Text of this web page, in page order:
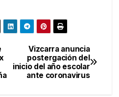
Vizcarra anuncia
postergación del
inicio del año escolar
ante coronavirus